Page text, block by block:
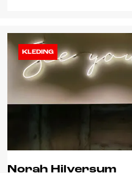
n
e
Norah Hilversum
KLEDING